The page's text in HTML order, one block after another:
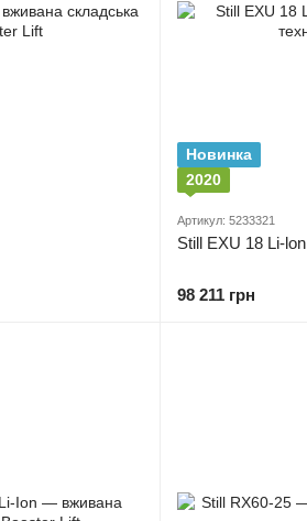
Новинка
2020
Артикул: 5233321
Still EXU 18 Li-lon
98 211 грн